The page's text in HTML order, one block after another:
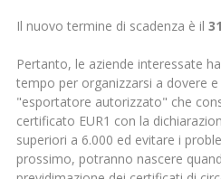
Il nuovo termine di scadenza è il
Pertanto, le aziende interessate
tempo per organizzarsi a dovere
"esportatore autorizzato" che
certificato EUR1 con la
superiori a 6.000 ed evitare i
prossimo, potranno nascere